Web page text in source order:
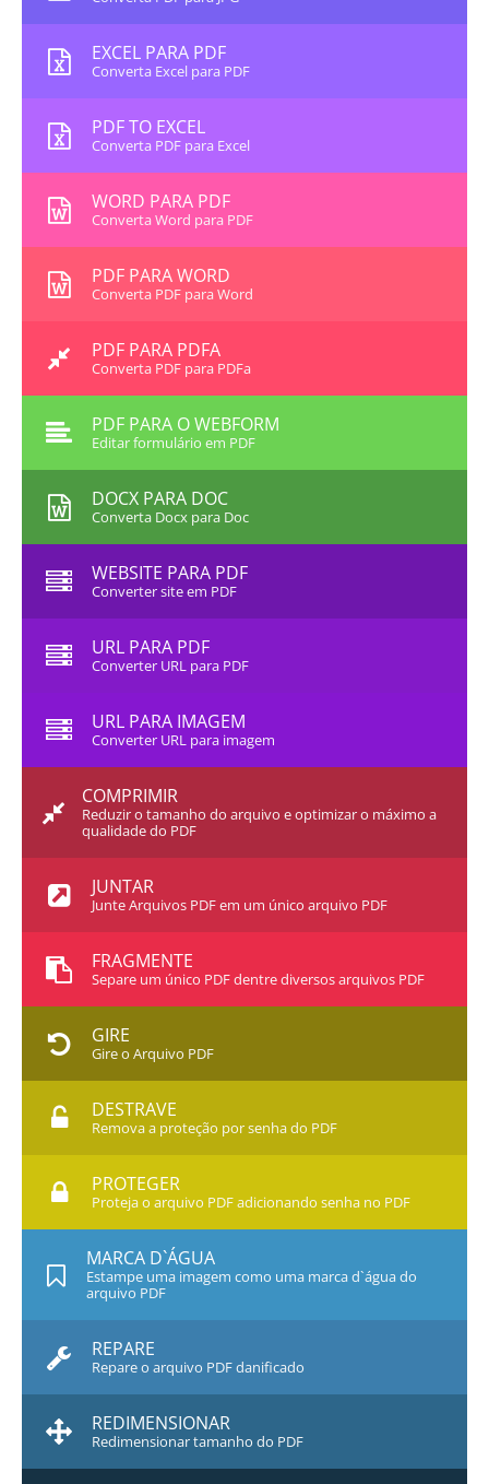
EXCEL PARA PDF
Converta Excel para PDF
PDF TO EXCEL
Converta PDF para Excel
WORD PARA PDF
Converta Word para PDF
PDF PARA WORD
Converta PDF para Word
PDF PARA PDFA
Converta PDF para PDFa
PDF PARA O WEBFORM
Editar formulário em PDF
DOCX PARA DOC
Converta Docx para Doc
WEBSITE PARA PDF
Converter site em PDF
URL PARA PDF
Converter URL para PDF
URL PARA IMAGEM
Converter URL para imagem
COMPRIMIR
Reduzir o tamanho do arquivo e optimizar o máximo a
qualidade do PDF
JUNTAR
Junte Arquivos PDF em um único arquivo PDF
FRAGMENTE
Separe um único PDF dentre diversos arquivos PDF
GIRE
Gire o Arquivo PDF
DESTRAVE
Remova a proteção por senha do PDF
PROTEGER
Proteja o arquivo PDF adicionando senha no PDF
MARCA D`ÁGUA
Estampe uma imagem como uma marca d`água do
arquivo PDF
REPARE
Repare o arquivo PDF danificado
REDIMENSIONAR
Redimensionar tamanho do PDF